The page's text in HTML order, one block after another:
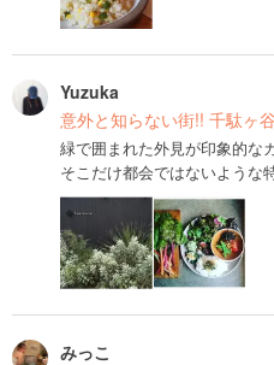
Yuzuka
意外と知らない街!! 千駄ヶ
緑で囲まれた外見が印象的な
そこだけ都会ではないような
みっこ